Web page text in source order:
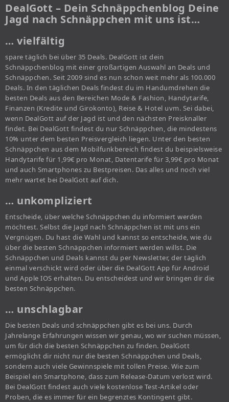
DealGott – Dein Schnäppchenblog Deine
Jagd nach Schnäppchen mit uns ist…
… vielfältig
spare täglich bei über 35 Deals. DealGott ist dein
Schnäppchenblog mit einer großartigen Auswahl an Deals und
Schnäppchen. Seit 2009 sind es nun schon weit mehr als 100.000
Deals. In den täglichen Deals findest du im Handumdrehen die
besten Deals aus den Bereichen Mode & Fashion, Handytarife,
Finanzen (Kredite und Girokonto), Reise & Hotel uvm. Sei dabei,
wenn DealGott auf der Jagd ist und den nächsten Preisknaller
findet. Bei DealGott findest du nur Schnäppchen, die mindestens
10% unter dem besten Preisvergleich liegen. Unter den besten
Schnäppchen aus dem Mobilfunkbereich findest du beispielsweise
Handytarife für 1,99€ pro Monat, Datentarife für 3,99€ pro Monat
und auch Smartphones zu Bestpreisen. Das alles und noch viel
mehr wartet bei DealGott auf dich.
… unkompliziert
Entscheide, über welche Schnäppchen du informiert werden
möchtest. Selbst die Jagd nach Schnäppchen ist mit uns ein
Vergnügen. Du hast die Wahl und kannst so entscheide, wie du
über die besten Schnäppchen informiert werden willst. Die
Schnäppchen und Deals kannst du per Newsletter, der täglich
einmal verschickt wird oder über die DealGott App für Android
und Apple IOS erhalten. Du entscheidest und wir bringen dir die
besten Schnäppchen.
… unschlagbar
Die besten Deals und schnäppchen gibt es bei uns. Durch
Jahrelange Erfahrungen wissen wir genau, wo wir suchen müssen,
um für dich die besten Schnäppchen zu finden. DealGott
ermöglicht dir nicht nur die besten Schnäppchen und Deals,
sondern auch viele Gewinnspiele mit tollen Preise. Wie zum
Beispiel ein Smartphone, dass zum Release-Datum verlost wird.
Bei DealGott findest auch viele kostenlose Test-Artikel oder
Proben, die es immer für ein begrenztes Kontingent gibt.